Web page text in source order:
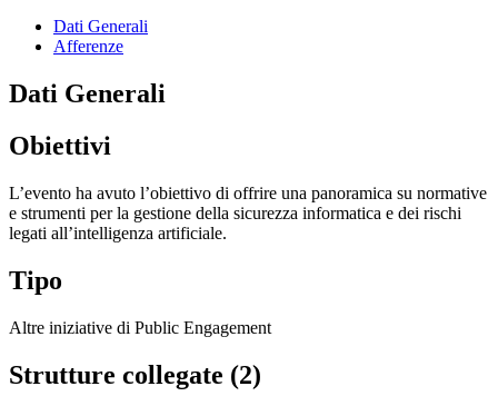
Dati Generali
Afferenze
Dati Generali
Obiettivi
L’evento ha avuto l’obiettivo di offrire una panoramica su normative
e strumenti per la gestione della sicurezza informatica e dei rischi
legati all’intelligenza artificiale.
Tipo
Altre iniziative di Public Engagement
Strutture collegate (2)